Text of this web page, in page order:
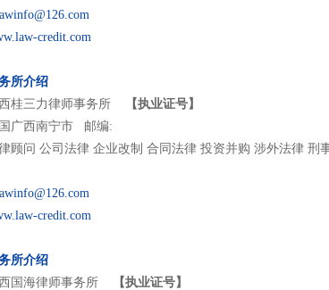
credit.com
所介绍
桂三力律师事务所
【执业证号】
广西南宁市 邮编:
顾问 公司法律 企业改制 合同法律 投资并购 涉外法律 刑
credit.com
所介绍
国海律师事务所
【执业证号】